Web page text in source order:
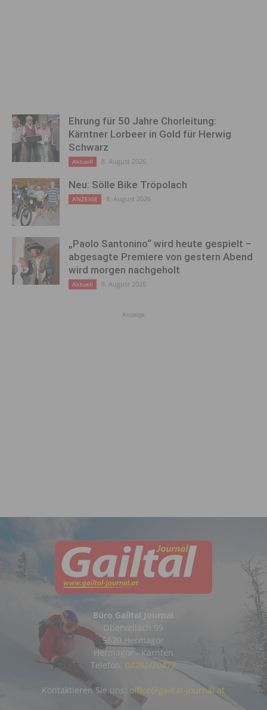
Ehrung für 50 Jahre Chorleitung:
Kärntner Lorbeer in Gold für Herwig
Schwarz
Aktuell 8. August 2026
Neu: Sölle Bike Tröpolach
ANZEIGE 8. August 2026
„Paolo Santonino“ wird heute gespielt –
abgesagte Premiere von gestern Abend
wird morgen nachgeholt
Aktuell 8. August 2026
Anzeige
Büro Gailtal Journal
Obervellach 99
9620 Hermagor
Hermagor - Kärnten
Telefon: 04282/20472
Kontaktieren Sie uns: office@gailtal-journal.at